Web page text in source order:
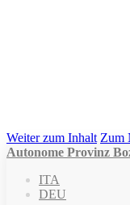
Weiter zum Inhalt Zum
Autonome Provinz
ITA
DEU